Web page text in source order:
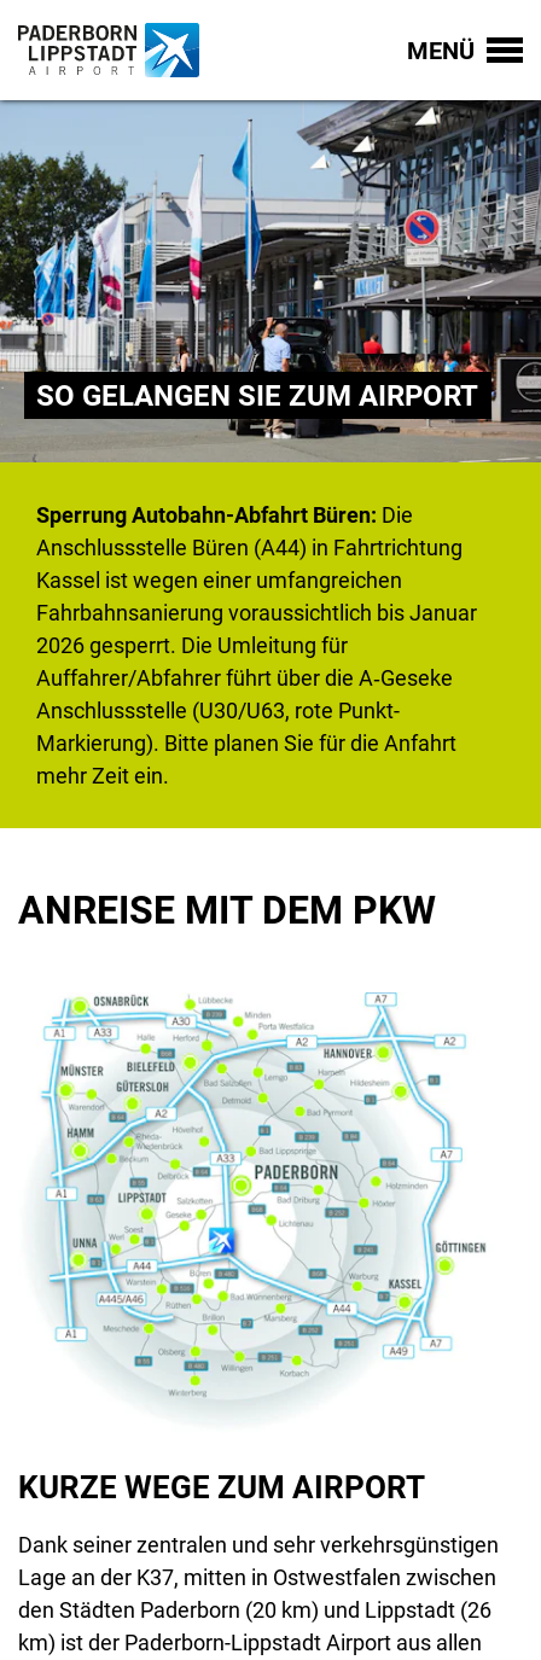
MENÜ
SO GELANGEN SIE ZUM AIRPORT
Sperrung Autobahn-Abfahrt Büren: Die
Anschlussstelle Büren (A44) in Fahrtrichtung
Kassel ist wegen einer umfangreichen
Fahrbahnsanierung voraussichtlich bis Januar
2026 gesperrt. Die Umleitung für
Auffahrer/Abfahrer führt über die A‑Geseke
Anschlussstelle (U30/U63, rote Punkt-
Markierung). Bitte planen Sie für die Anfahrt
mehr Zeit ein.
ANREISE MIT DEM PKW
KURZE WEGE ZUM AIRPORT
Dank seiner zentralen und sehr verkehrsgünstigen
Lage an der K37, mitten in Ostwestfalen zwischen
den Städten Paderborn (20 km) und Lippstadt (26
km) ist der Paderborn-Lippstadt Airport aus allen